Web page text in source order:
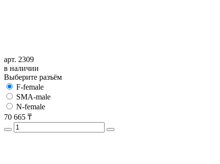
арт. 2309
в наличии
Выберите разъём
F-female
SMA-male
N-female
70 665 ₸